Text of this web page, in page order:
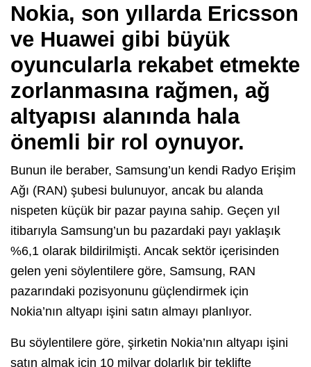
Nokia, son yıllarda Ericsson
ve Huawei gibi büyük
oyuncularla rekabet etmekte
zorlanmasına rağmen, ağ
altyapısı alanında hala
önemli bir rol oynuyor.
Bunun ile beraber, Samsung’un kendi Radyo Erişim
Ağı (RAN) şubesi bulunuyor, ancak bu alanda
nispeten küçük bir pazar payına sahip. Geçen yıl
itibarıyla Samsung’un bu pazardaki payı yaklaşık
%6,1 olarak bildirilmişti. Ancak sektör içerisinden
gelen yeni söylentilere göre, Samsung, RAN
pazarındaki pozisyonunu güçlendirmek için
Nokia’nın altyapı işini satın almayı planlıyor.
Bu söylentilere göre, şirketin Nokia’nın altyapı işini
satın almak için 10 milyar dolarlık bir teklifte